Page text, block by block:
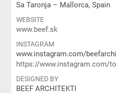
Sa Taronja – Mallorca, Spain
WEBSITE
www.beef.sk
INSTAGRAM
www.instagram.com/
https://www.instagram.com/
DESIGNED BY
BEEF ARCHITEKTI